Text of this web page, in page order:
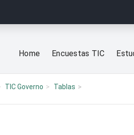
Home Encuestas TIC
TIC Governo Tablas